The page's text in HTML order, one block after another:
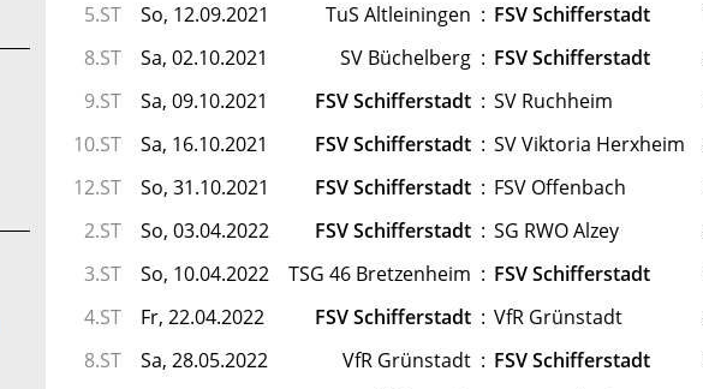
5.ST So, 12.09.2021 TuS Altleiningen : FSV Schifferstadt
8.ST Sa, 02.10.2021 SV Büchelberg : FSV Schifferstadt
9.ST Sa, 09.10.2021 FSV Schifferstadt : SV Ruchheim
10.ST Sa, 16.10.2021 FSV Schifferstadt : SV Viktoria Herxheim
12.ST So, 31.10.2021 FSV Schifferstadt : FSV Offenbach
2.ST So, 03.04.2022 FSV Schifferstadt : SG RWO Alzey
3.ST So, 10.04.2022 TSG 46 Bretzenheim : FSV Schifferstadt
4.ST Fr, 22.04.2022 FSV Schifferstadt : VfR Grünstadt
8.ST Sa, 28.05.2022 VfR Grünstadt : FSV Schifferstadt